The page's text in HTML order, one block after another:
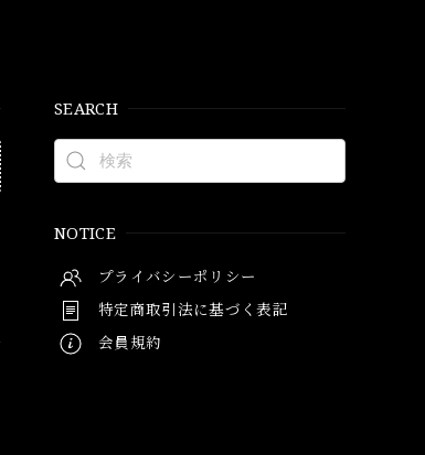
SEARCH
NOTICE
プライバシーポリシー
特定商取引法に基づく表記
会員規約